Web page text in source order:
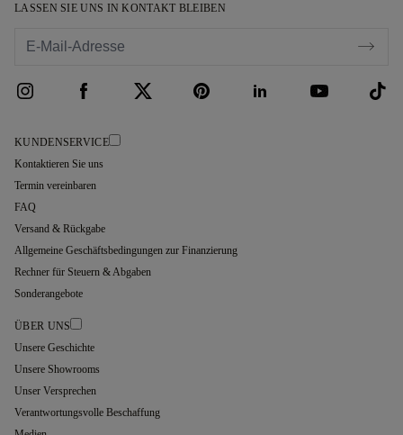
LASSEN SIE UNS IN KONTAKT BLEIBEN
KUNDENSERVICE
Kontaktieren Sie uns
Termin vereinbaren
FAQ
Versand & Rückgabe
Allgemeine Geschäftsbedingungen zur Finanzierung
Rechner für Steuern & Abgaben
Sonderangebote
ÜBER UNS
Unsere Geschichte
Unsere Showrooms
Unser Versprechen
Verantwortungsvolle Beschaffung